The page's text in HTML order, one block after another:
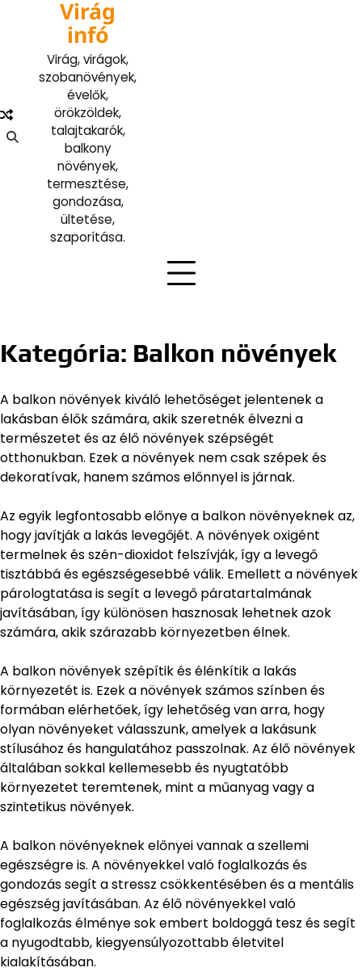
Virág
infó
Virág, virágok,
szobanövények,
évelők,
örökzöldek,
talajtakarók,
balkony
növények,
termesztése,
gondozása,
ültetése,
szaporítása.
Kategória: Balkon növények
A balkon növények kiváló lehetőséget jelentenek a
lakásban élők számára, akik szeretnék élvezni a
természetet és az élő növények szépségét
otthonukban. Ezek a növények nem csak szépek és
dekoratívak, hanem számos előnnyel is járnak.
Az egyik legfontosabb előnye a balkon növényeknek az,
hogy javítják a lakás levegőjét. A növények oxigént
termelnek és szén-dioxidot felszívják, így a levegő
tisztábbá és egészségesebbé válik. Emellett a növények
párologtatása is segít a levegő páratartalmának
javításában, így különösen hasznosak lehetnek azok
számára, akik szárazabb környezetben élnek.
A balkon növények szépítik és élénkítik a lakás
környezetét is. Ezek a növények számos színben és
formában elérhetőek, így lehetőség van arra, hogy
olyan növényeket válasszunk, amelyek a lakásunk
stílusához és hangulatához passzolnak. Az élő növények
általában sokkal kellemesebb és nyugtatóbb
környezetet teremtenek, mint a műanyag vagy a
szintetikus növények.
A balkon növényeknek előnyei vannak a szellemi
egészségre is. A növényekkel való foglalkozás és
gondozás segít a stressz csökkentésében és a mentális
egészség javításában. Az élő növényekkel való
foglalkozás élménye sok embert boldoggá tesz és segít
a nyugodtabb, kiegyensúlyozottabb életvitel
kialakításában.